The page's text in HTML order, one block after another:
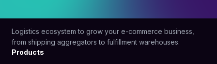
Logistics ecosystem to grow your e-commerce business,
from shipping aggregators to fulfillment warehouses.
Products